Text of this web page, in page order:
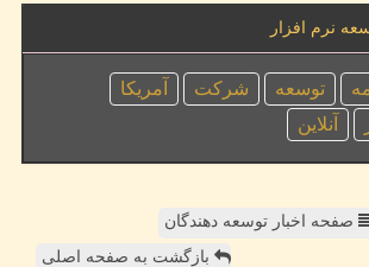
نرم افزار
توسعه شركت
آمریكا
آنلاین
صفحه اخبار توسعه دهندگان
بازگشت به صفحه اصلی